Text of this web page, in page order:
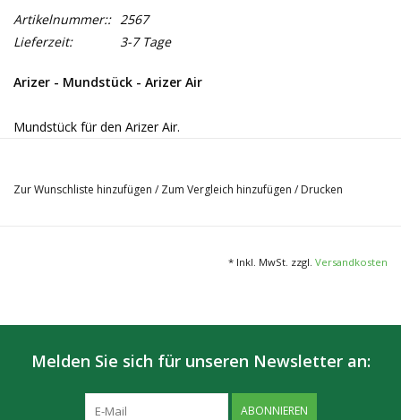
Artikelnummer:: 2567
Lieferzeit:
3-7 Tage
Arizer - Mundstück - Arizer Air
Mundstück für den Arizer Air.
Zur Wunschliste hinzufügen / Zum Vergleich hinzufügen / Drucken
* Inkl. MwSt. zzgl. Versandkosten
Melden Sie sich für unseren Newsletter an:
ABONNIEREN